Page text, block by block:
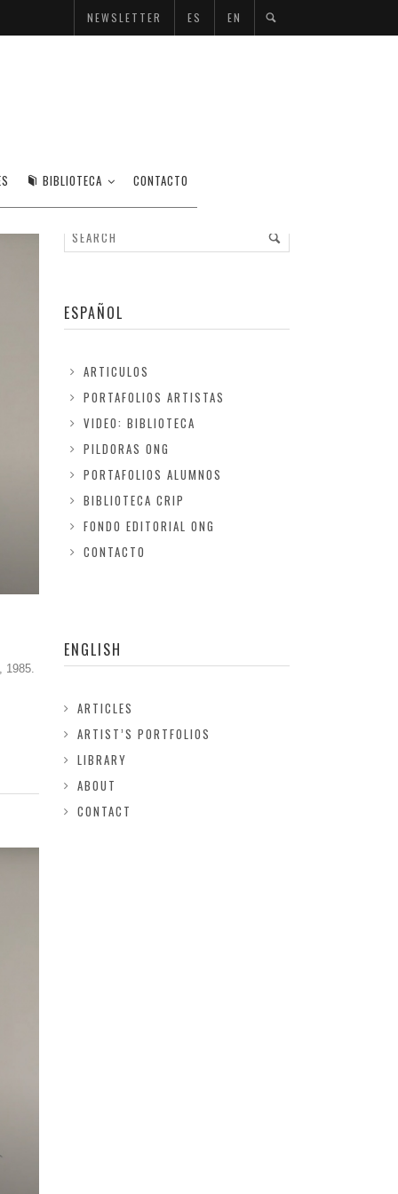
NEWSLETTER ES EN
BIBLIOTECA CONTACTO
ESPAÑOL
ARTICULOS
PORTAFOLIOS ARTISTAS
VIDEO: BIBLIOTECA
PILDORAS ONG
PORTAFOLIOS ALUMNOS
BIBLIOTECA CRIP
FONDO EDITORIAL ONG
CONTACTO
ENGLISH
ARTICLES
ARTIST’S PORTFOLIOS
LIBRARY
ABOUT
CONTACT